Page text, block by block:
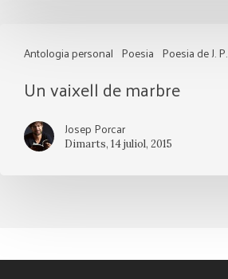
Antologia personal Poesia Poesia de J. P.
vaixell
Un vaixell de marbre
Josep Porcar
Dimarts, 14 juliol, 2015